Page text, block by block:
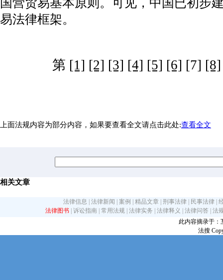
易法律框架。
第 [1] [2] [3] [4] [5] [6] [7] [8]
上面法规内容为部分内容，如果要查看全文请点击此处:查看全文
相关文章
法律信息 法律新闻 案例 精品文章 刑事法律 民事法律
法律图书 诉讼指南 常用法规 法律实务 法律释义 法律问答
法
此内容摘录于：
法搜